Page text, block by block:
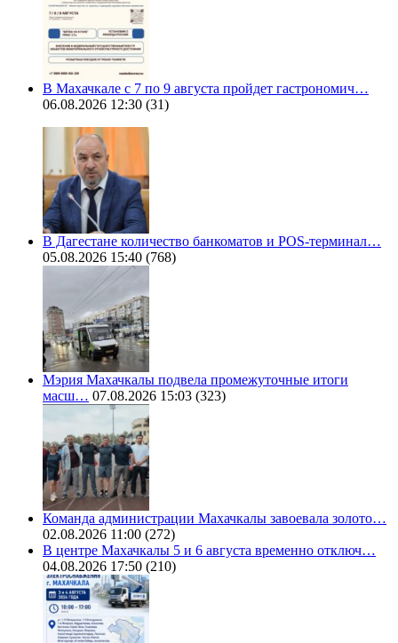
В Махачкале с 7 по 9 августа пройдет гастрономич…
06.08.2026 12:30 (31)
В Дагестане количество банкоматов и POS-терминал…
05.08.2026 15:40 (768)
Мэрия Махачкалы подвела промежуточные итоги
масш… 07.08.2026 15:03 (323)
Команда администрации Махачкалы завоевала золото…
02.08.2026 11:00 (272)
В центре Махачкалы 5 и 6 августа временно отключ…
04.08.2026 17:50 (210)